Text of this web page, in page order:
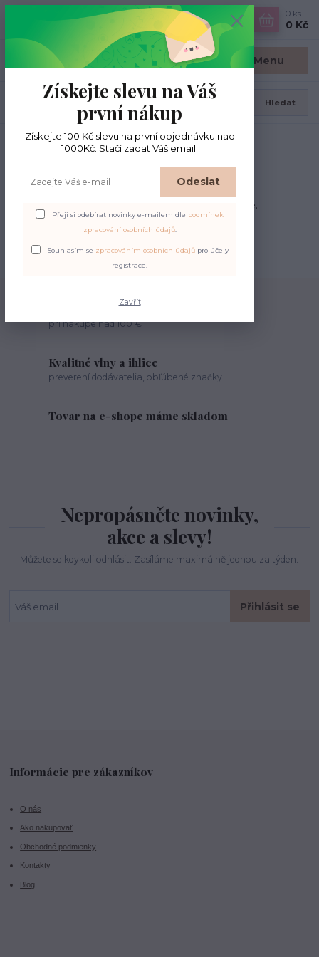
Menu
CZK
Hledat
0 ks
0 Kč
Úvod PŘÍZE DLE TLOUŠŤKY DK
DK
Jehlice 3.75-4.5 mm. Univerzální, na svetry, čepice.
Doprava zdarma
pri nákupe nad 100 €
Kvalitné vlny a ihlice
preverení dodávatelia, obľúbené značky
Tovar na e-shope máme skladom
Nepropásněte novinky,
akce a slevy!
Můžete se kdykoli odhlásit. Zasíláme maximálně jednou za týden.
Přihlásit se
Informácie pre zákazníkov
O nás
Ako nakupovať
Obchodné podmienky
Kontakty
Blog
Získejte slevu na Váš
první nákup
Získejte 100 Kč slevu na první objednávku nad
1000Kč. Stačí zadat Váš email.
Odeslat
Přeji si odebírat novinky e-mailem dle podmínek
zpracování osobních údajů.
Souhlasím se zpracováním osobních údajůpro účely
registrace.
Zavřít